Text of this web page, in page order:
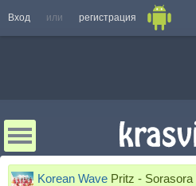
Вход или регистрация
Korean Wave Pritz - Sorasora